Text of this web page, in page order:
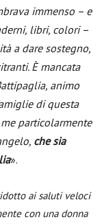
immenso – e
libri, colori –
a dare sostegno,
È mancata
animo
di questa
particolarmente
che sia
».
ai saluti veloci
con una donna